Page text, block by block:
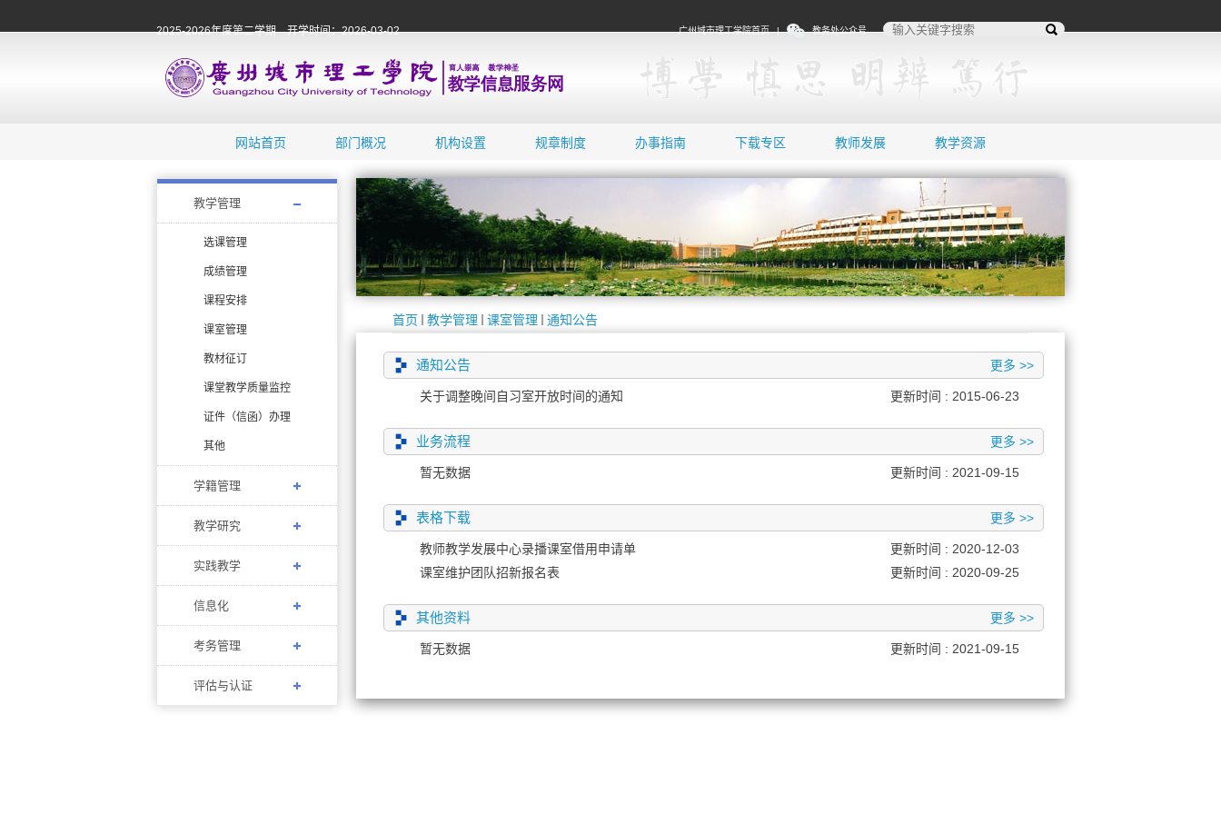
2025-2026年度第二学期 开学时间：2026-03-02
搜
广州城市理工学院首页 | 教务处公众号
网站首页 部门概况 机构设置 规章制度 办事指南 下载专区 教师发展 教学资源
教学管理
选课管理
成绩管理
课程安排
课室管理
教材征订
课堂教学质量监控
证件（信函）办理
其他
学籍管理
教学研究
实践教学
信息化
考务管理
评估与认证
首页 教学管理 课室管理 通知公告
通知公告 更多 >>
关于调整晚间自习室开放时间的通知 更新时间 : 2015-06-23
业务流程 更多 >>
暂无数据 更新时间 : 2021-09-15
表格下载 更多 >>
教师教学发展中心录播课室借用申请单
更新时间 : 2020-12-03
课室维护团队招新报名表
更新时间 : 2020-09-25
其他资料 更多 >>
暂无数据 更新时间 : 2021-09-15